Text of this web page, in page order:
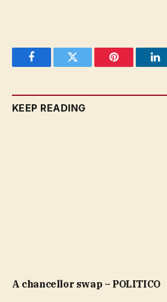
FacebookTwitter Pinterest
KEEP READING
A chancellor swap – POLITICO